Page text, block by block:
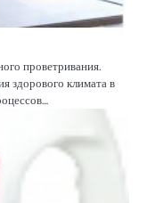
проветривания.
здорового климата в